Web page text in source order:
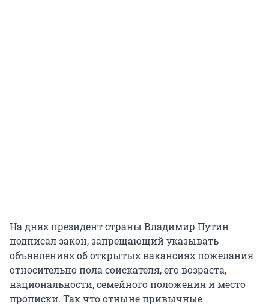
На днях президент страны Владимир Путин
подписал закон, запрещающий указывать
объявлениях об открытых вакансиях пожелания
относительно пола соискателя, его возраста,
национальности, семейного положения и место
прописки. Так что отныне привычные